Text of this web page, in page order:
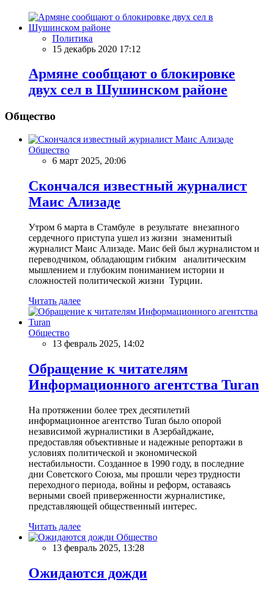
Политика
15 декабрь 2020 17:12
Армяне сообщают о блокировке
двух сел в Шушинском районе
Общество
Общество
6 март 2025, 20:06
Скончался известный журналист
Маис Ализаде
Утром 6 марта в Стамбуле в результате внезапного
сердечного приступа ушел из жизни знаменитый
журналист Маис Ализаде. Маис бей был журналистом и
переводчиком, обладающим гибким аналитическим
мышлением и глубоким пониманием истории и
сложностей политической жизни Турции.
Читать далее
Общество
13 февраль 2025, 14:02
Обращение к читателям
Информационного агентства Turan
На протяжении более трех десятилетий
информационное агентство Turan было опорой
независимой журналистики в Азербайджане,
предоставляя объективные и надежные репортажи в
условиях политической и экономической
нестабильности. Созданное в 1990 году, в последние
дни Советского Союза, мы прошли через трудности
переходного периода, войны и реформ, оставаясь
верными своей приверженности журналистике,
представляющей общественный интерес.
Читать далее
Общество
13 февраль 2025, 13:28
Ожидаются дожди